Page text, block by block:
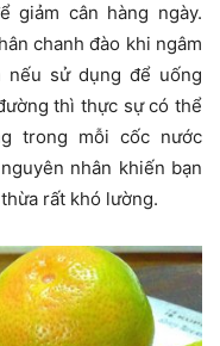
giảm cân hàng ngày.
chanh đào khi ngâm
nếu sử dụng để uống
thì thực sự có thể
trong mỗi cốc nước
nhân khiến bạn
rất khó lường.